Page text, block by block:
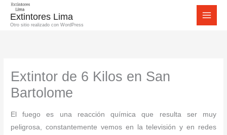
Extintores Lima
Otro sitio realizado con WordPress
Extintor de 6 Kilos en San
Bartolome
El fuego es una reacción química que resulta ser muy
peligrosa, constantemente vemos en la televisión y en redes